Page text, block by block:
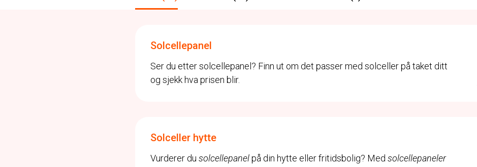
Solcellepanel
Ser du etter solcellepanel? Finn ut om det passer med solceller på taket ditt
og sjekk hva prisen blir.
Solceller hytte
Vurderer du solcellepanelpå din hytte eller fritidsbolig? Med solcellepaneler